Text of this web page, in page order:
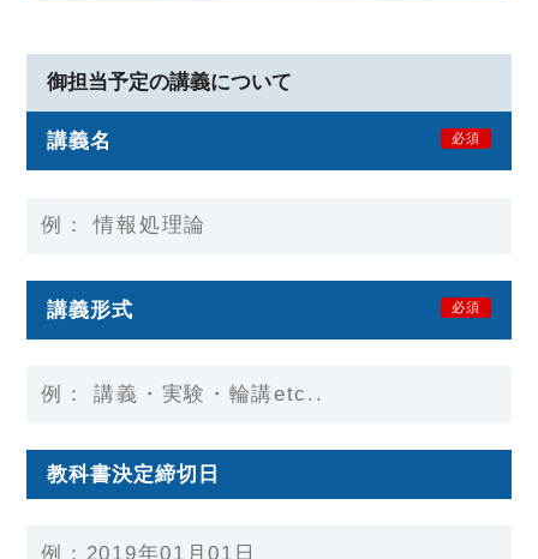
御担当予定の講義について
講義名 必須
講義形式 必須
教科書決定締切日